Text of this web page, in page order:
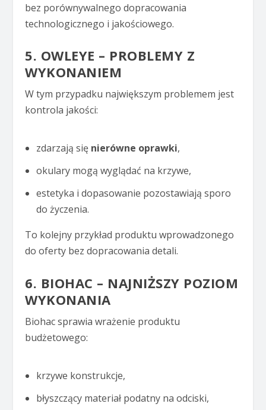
bez porównywalnego dopracowania
technologicznego i jakościowego.
5. OWLEYE – PROBLEMY Z
WYKONANIEM
W tym przypadku największym problemem jest
kontrola jakości:
zdarzają się nierówne oprawki,
okulary mogą wyglądać na krzywe,
estetyka i dopasowanie pozostawiają sporo
do życzenia.
To kolejny przykład produktu wprowadzonego
do oferty bez dopracowania detali.
6. BIOHAC – NAJNIŻSZY POZIOM
WYKONANIA
Biohac sprawia wrażenie produktu
budżetowego:
krzywe konstrukcje,
błyszczący materiał podatny na odciski,